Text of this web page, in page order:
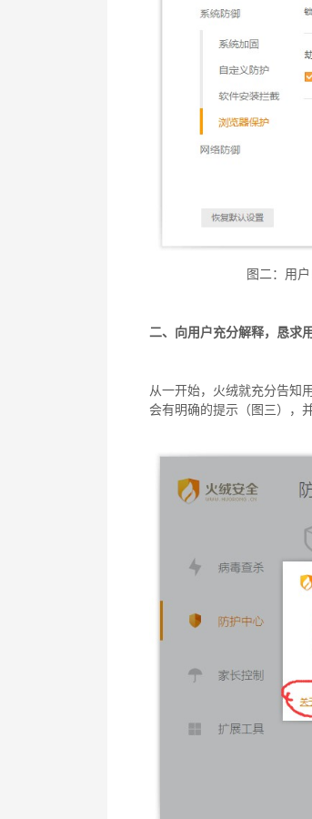
图二：用
二、 向用户充分解释，恳求
从一开始，火绒就充分告知
会有明确的提示（图三），